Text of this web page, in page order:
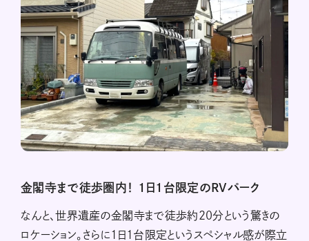
金閣寺まで徒歩圏内！ 1日1台限定のRVパーク
なんと、世界遺産の金閣寺まで徒歩約20分という驚きの
ロケーション。さらに1日1台限定というスペシャル感が際立